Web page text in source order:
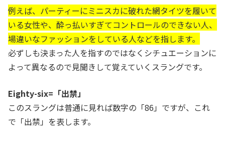
例えば、パーティーにミニスカに破れた網タイツを履いて
いる女性や、酔っ払いすぎてコントロールのできない人、
場違いなファッションをしている人などを指します。
必ずしも決まった人を指すのではなくシチュエーションに
よって異なるので見聞きして覚えていくスラングです。
Eighty-six=「出禁」
このスラングは普通に見れば数字の「86」ですが、これ
で「出禁」を表します。